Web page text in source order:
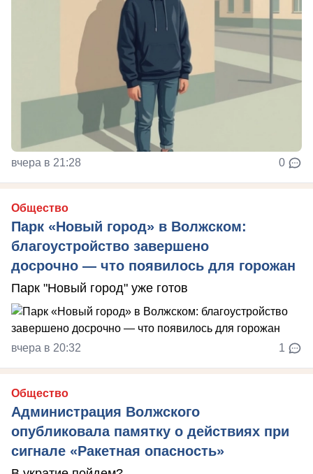
вчера в 21:28 0
Общество
Парк «Новый город» в Волжском:
благоустройство завершено
досрочно — что появилось для горожан
Парк "Новый город" уже готов
вчера в 20:32 1
Общество
Администрация Волжского
опубликовала памятку о действиях при
сигнале «Ракетная опасность»